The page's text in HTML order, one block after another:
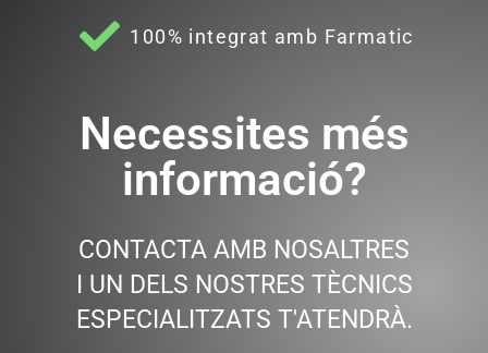
100% integrat amb Farmatic
Necessites més
informació?
CONTACTA AMB NOSALTRES
I UN DELS NOSTRES TÈCNICS
ESPECIALITZATS T'ATENDRÀ.